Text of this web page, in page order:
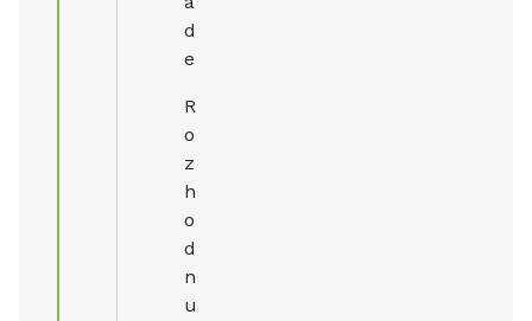
d
e
R
o
z
h
o
d
n
u